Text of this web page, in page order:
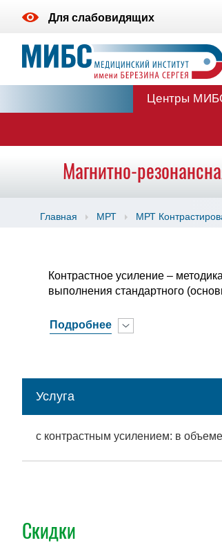
Для слабовидящих
Центры
Магнитно-
Главная МРТ МРТ
Контрастное усиление –
выполнения стандартного
Подробнее
Услуга
с контрастным усилением: в
Скидки